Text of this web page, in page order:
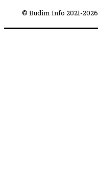
© Budim Info 2021-